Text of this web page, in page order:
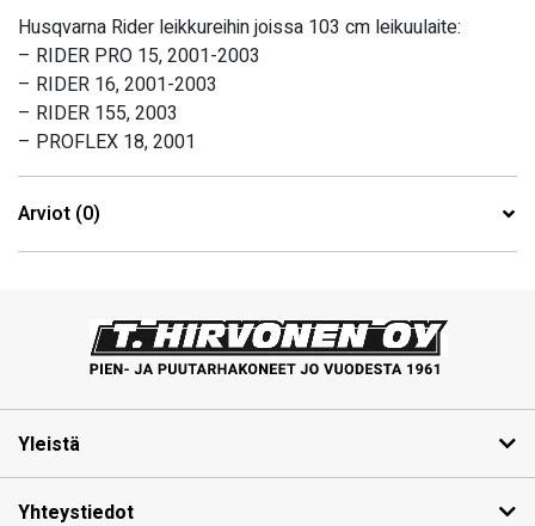
Husqvarna Rider leikkureihin joissa 103 cm leikuulaite:
– RIDER PRO 15, 2001-2003
– RIDER 16, 2001-2003
– RIDER 155, 2003
– PROFLEX 18, 2001
Arviot (0)
Yleistä
Yhteystiedot